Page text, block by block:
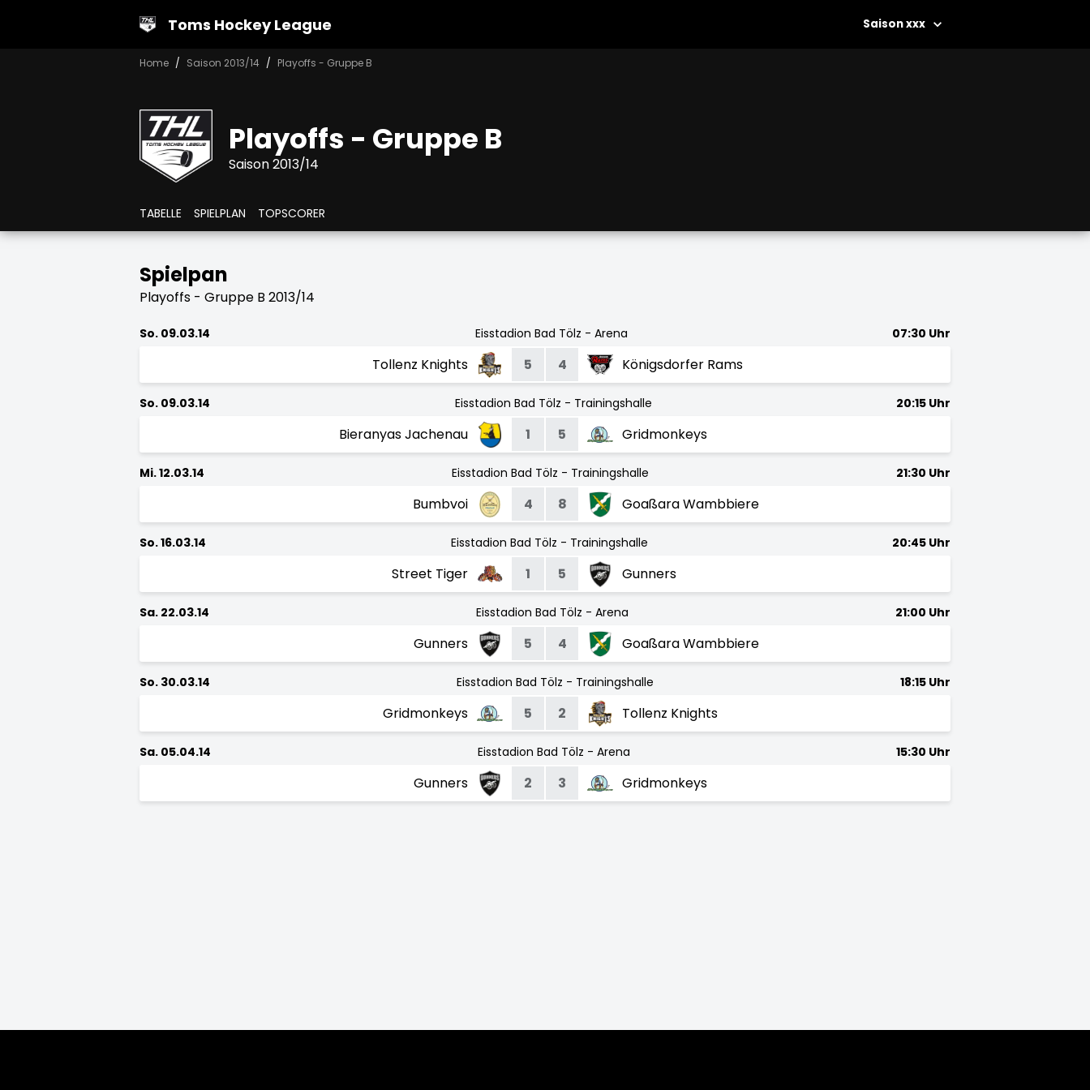
Toms Hockey League xxx
Home Saison 2013/14 Playoffs - Gruppe B
Playoffs - Gruppe B
Saison 2013/14
TABELLE SPIELPLAN TOPSCORER
Spielpan
Playoffs - Gruppe B 2013/14
So. 09.03.14 Eisstadion Bad Tölz - Arena 07:30 Uhr
Tollenz Knights 5 4 Königsdorfer Rams
So. 09.03.14 Eisstadion Bad Tölz - Trainingshalle 20:15 Uhr
Bieranyas Jachenau 1 5 Gridmonkeys
Mi. 12.03.14 Eisstadion Bad Tölz - Trainingshalle 21:30 Uhr
Bumbvoi 4 8 Goaßara Wambbiere
So. 16.03.14 Eisstadion Bad Tölz - Trainingshalle 20:45 Uhr
Street Tiger 1 5 Gunners
Sa. 22.03.14 Eisstadion Bad Tölz - Arena 21:00 Uhr
Gunners 5 4 Goaßara Wambbiere
So. 30.03.14 Eisstadion Bad Tölz - Trainingshalle 18:15 Uhr
Gridmonkeys 5 2 Tollenz Knights
Sa. 05.04.14 Eisstadion Bad Tölz - Arena 15:30 Uhr
Gunners 2 3 Gridmonkeys